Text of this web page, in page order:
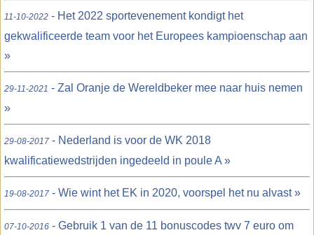
11-10-2022 - Het 2022 sportevenement kondigt het
gekwalificeerde team voor het Europees kampioenschap aan
»
29-11-2021 - Zal Oranje de Wereldbeker mee naar huis nemen
»
29-08-2017 - Nederland is voor de WK 2018
kwalificatiewedstrijden ingedeeld in poule A »
19-08-2017 - Wie wint het EK in 2020, voorspel het nu alvast »
07-10-2016 - Gebruik 1 van de 11 bonuscodes twv 7 euro om